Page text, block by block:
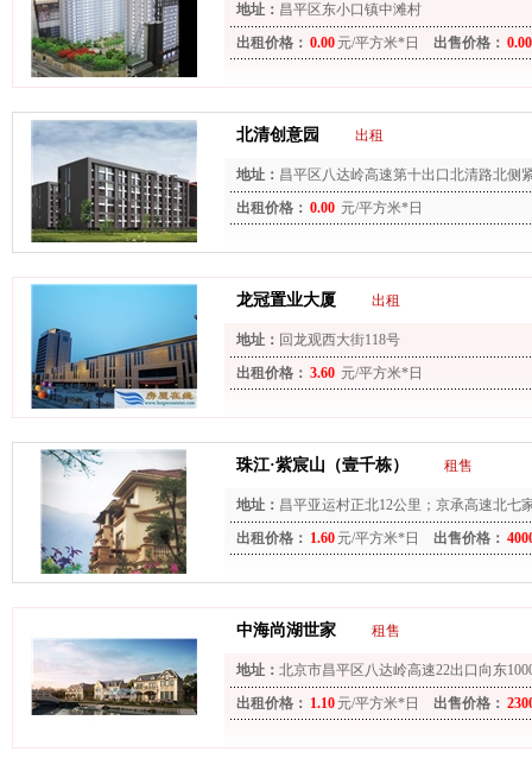
地址： 昌平区东小口镇中滩村
出租价格： 0.00 元/平方米*日 出售价格： 0.00
北清创意园 出租
地址： 昌平区八达岭高速第十出口北清路北侧
出租价格： 0.00 元/平方米*日
龙冠置业大厦 出租
地址： 回龙观西大街118号
出租价格： 3.60 元/平方米*日
珠江·紫宸山（壹千栋） 租售
地址： 昌平亚运村正北12公里；京承高速北七
出租价格： 1.60 元/平方米*日 出售价格：
中海尚湖世家 租售
地址： 北京市昌平区八达岭高速22出口向东
出租价格： 1.10 元/平方米*日 出售价格：